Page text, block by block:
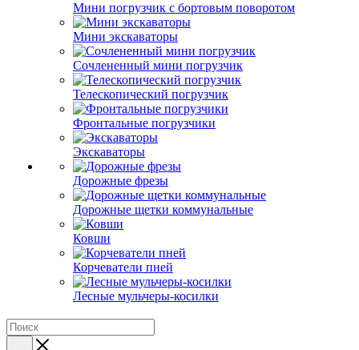
Мини погрузчик с бортовым поворотом
Мини экскаваторы
Сочлененный мини погрузчик
Телескопический погрузчик
Фронтальные погрузчики
Экскаваторы
Дорожные фрезы
Дорожные щетки коммунальные
Ковши
Корчеватели пней
Лесные мульчеры-косилки